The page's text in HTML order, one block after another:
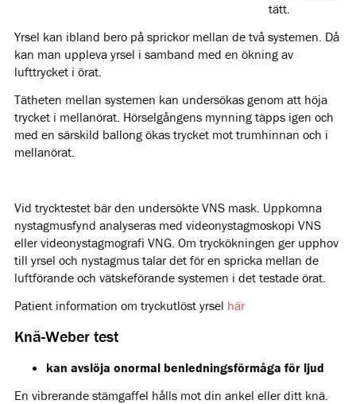
tätt.
Yrsel kan ibland bero på sprickor mellan de två systemen. Då
kan man uppleva yrsel i samband med en ökning av
lufttrycket i örat.
Tätheten mellan systemen kan undersökas genom att höja
trycket i mellanörat. Hörselgångens mynning täpps igen och
med en särskild ballong ökas trycket mot trumhinnan och i
mellanörat.
Vid trycktestet bär den undersökte VNS mask. Uppkomna
nystagmusfynd analyseras med videonystagmoskopi VNS
eller videonystagmografi VNG. Om tryckökningen ger upphov
till yrsel och nystagmus talar det för en spricka mellan de
luftförande och vätskeförande systemen i det testade örat.
Patient information om tryckutlöst yrsel här
Knä-Weber test
kan avslöja onormal benledningsförmåga för ljud
En vibrerande stämgaffel hålls mot din ankel eller ditt knä.